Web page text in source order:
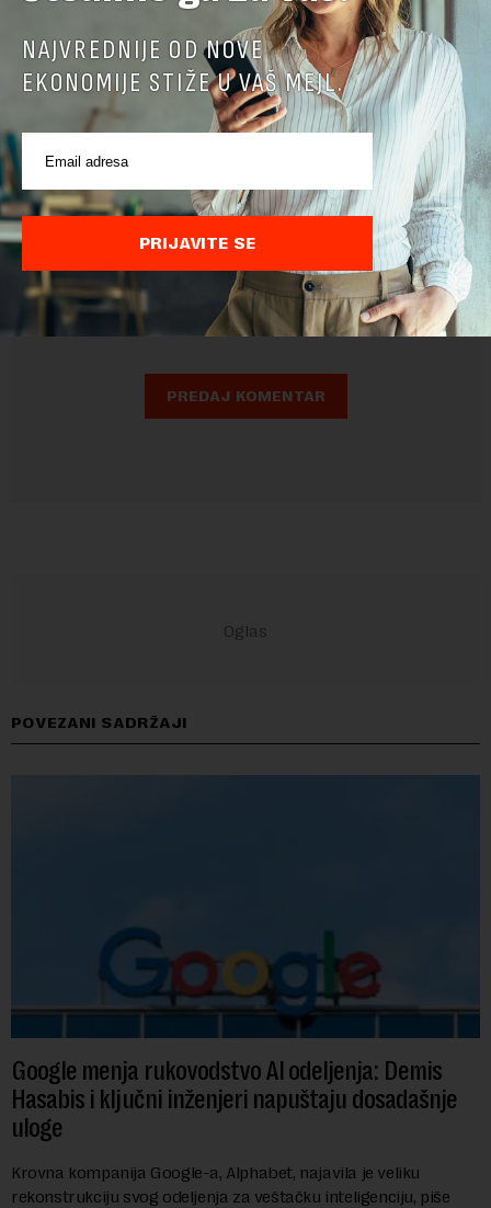
Pre slanja komentara, molimo vas da se upoznate sa
pravilima komentarisanja i pravilima korišćenja sajta.
Sajt je zaštićen pomocu reCaptcha i Google.Google Politika
Privatnostii Google Uslovi Korišćenja su primenjeni.
POVEZANI SADRŽAJI
Google menja rukovodstvo AI odeljenja: Demis
Hasabis i ključni inženjeri napuštaju dosadašnje
uloge
Krovna kompanija Google-a, Alphabet, najavila je veliku
rekonstrukciju svog odeljenja za veštačku inteligenciju, piše
NAJVREDNIJE OD NOVE
EKONOMIJE STIŽE U VAŠ MEJL.
PRIJAVITE SE